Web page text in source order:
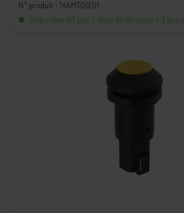
N° produit : 145MT00D11
Disponible (57 pcs.), délai de livraison 1-3 jours